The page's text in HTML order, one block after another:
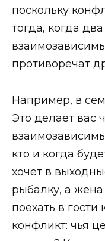
поскольку
тогда, когда
противоречат
Например, в
Это делает вас
кто и когда
хочет в
рыбалку, а жена
поехать в
конфликт: чья